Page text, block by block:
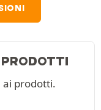
PRODOTTI
ai prodotti.